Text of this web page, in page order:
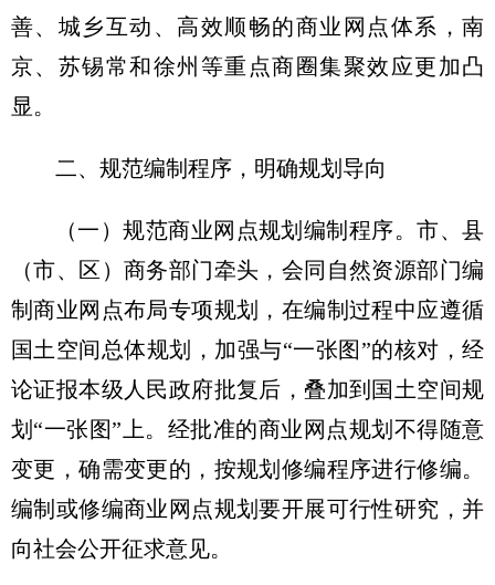
善、城乡互动、高效顺畅的商业网点体系，南
京、苏锡常和徐州等重点商圈集聚效应更加凸
显。
二、规范编制程序，明确规划导向
（一）规范商业网点规划编制程序。市、县
（市、区）商务部门牵头，会同自然资源部门编
制商业网点布局专项规划，在编制过程中应遵循
国土空间总体规划，加强与“一张图”的核对，经
论证报本级人民政府批复后，叠加到国土空间规
划“一张图”上。经批准的商业网点规划不得随意
变更，确需变更的，按规划修编程序进行修编。
编制或修编商业网点规划要开展可行性研究，并
向社会公开征求意见。